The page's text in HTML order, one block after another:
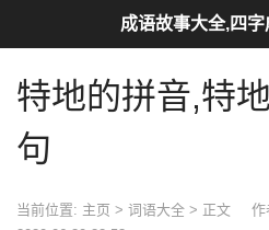
特地的拼音,特
句
当前位置: 主页 > 词语大全 > 正文 作
成语故事大全,四